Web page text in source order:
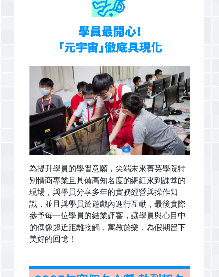
為提升學員的學習意願，尖端未來菁英學院特
別情商專業且具備高知名度的網紅來到課堂的
現場，與學員分享多年的實務經營與操作知
識，並且與學員於遊戲內進行互動，最後實際
參予每一位學員的結業評審，讓學員與心目中
的偶像超近距離接觸，寓教於樂，為假期留下
美好的回憶！